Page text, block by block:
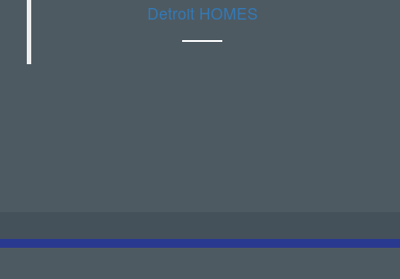
Detroit HOMES